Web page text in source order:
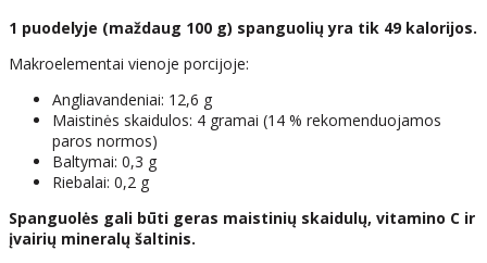
1 puodelyje (maždaug 100 g) spanguolių yra tik 49 kalorijos.
Makroelementai vienoje porcijoje:
Angliavandeniai: 12,6 g
Maistinės skaidulos: 4 gramai (14 % rekomenduojamos
paros normos)
Baltymai: 0,3 g
Riebalai: 0,2 g
Spanguolės gali būti geras maistinių skaidulų, vitamino C ir
įvairių mineralų šaltinis.